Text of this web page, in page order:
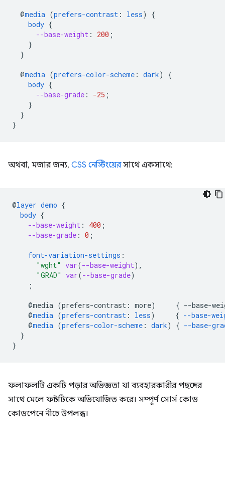
@media (prefers-contrast : less)
{
body {
--base-weight : 200 ;
}
}
@media (prefers-color-scheme : dark)
{
body {
--base-grade : -25 ;
}
}
}
অথবা, মজার জন্য, CSS নেস্টিংয়েরসাথে একসাথে:
@layer demo {
body {
--base-weight : 400 ;
--base-grade : 0 ;
font-variation-settings :
"wght" var(--base-weight),
"GRAD" var(--base-grade)
;
@media (prefers-contrast : more) { --base-
@media (prefers-contrast : less) { --base-
@media (prefers-color-scheme : dark) { --base-
}
}
ফলাফলটি একটি পড়ার অভিজ্ঞতা যা ব্যবহারকারীর পছন্দের
সাথে মেলে ফন্টটিকে অভিযোজিত করে। সম্পূর্ণ সোর্স কোড
কোডপেনে নীচে উপলব্ধ।